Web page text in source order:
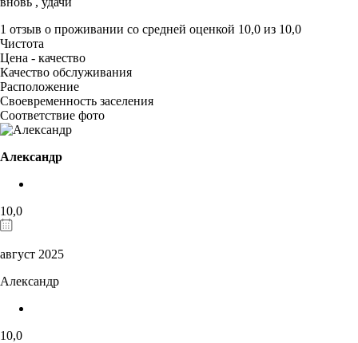
1 отзыв о проживании со средней оценкой 10,0 из 10,0
Чистота
Цена - качество
Качество обслуживания
Расположение
Своевременность заселения
Соответствие фото
Александр
10,0
август 2025
Александр
10,0